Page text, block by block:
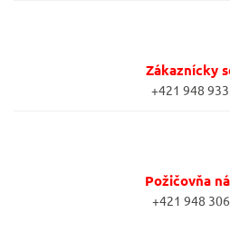
Zákaznícky
+421 948
Požičovňa
+421 948